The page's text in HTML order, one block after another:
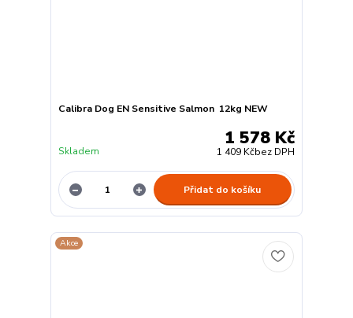
Calibra Dog EN Sensitive Salmon 12kg NEW
1 578 Kč
1 409 Kčbez DPH
Skladem
Přidat do košíku
Akce